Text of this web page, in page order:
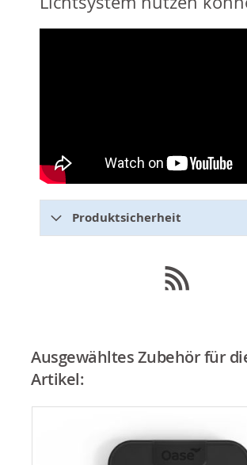
Produktsicherheit
Ausgewähltes Zubehör für
Artikel: